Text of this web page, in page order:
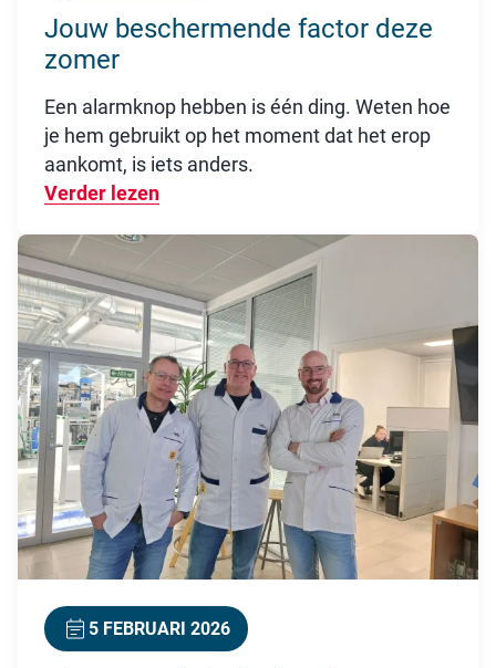
Jouw beschermende factor deze
zomer
Een alarmknop hebben is één ding. Weten hoe
je hem gebruikt op het moment dat het erop
aankomt, is iets anders.
Verder lezen
5 FEBRUARI 2026